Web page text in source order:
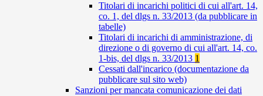
Titolari di incarichi politici di cui all'art. 14,
co. 1, del dlgs n. 33/2013 (da pubblicare in
tabelle)
Titolari di incarichi di amministrazione, di
direzione o di governo di cui all'art. 14, co.
1-bis, del dlgs n. 33/2013 1
Cessati dall'incarico (documentazione da
pubblicare sul sito web)
Sanzioni per mancata comunicazione dei dati